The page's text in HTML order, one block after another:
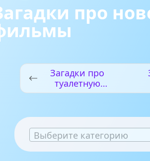
про
Загадки про
туалетную
бумагу
Выберите категорию